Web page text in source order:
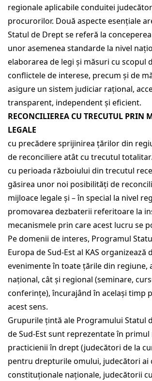
regionale aplicabile conduitei
procurorilor. Două aspecte esențiale
Statul de Drept se referă la
unor asemenea standarde la nivel
elaborarea de legi și măsuri cu scopul
conflictele de interese, precum și de
asigure un sistem judiciar rațional,
transparent, independent și eficient.
RECONCILIEREA CU TRECUTUL PRIN
LEGALE
cu precădere sprijinirea țărilor din
de reconciliere atât cu trecutul
cu perioada războiului din trecutul
găsirea unor noi posibilități de
mijloace legale și – în special la nivel
promovarea dezbaterii referitoare la
mecanismele prin care acest lucru se
Pe domenii de interes, Programul
Europa de Sud-Est al KAS organizează
evenimente în toate țările din regiune,
național, cât și regional (seminare,
conferințe), încurajând în același timp
acest sens.
Grupurile țintă ale Programului Statul
de Sud-Est sunt reprezentate în primul
practicienii în drept (judecători de la
pentru drepturile omului, judecători ai
constituționale naționale, judecătorii